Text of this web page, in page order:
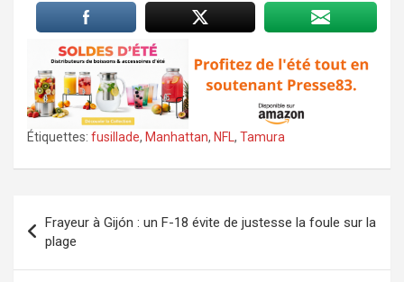
Étiquettes: fusillade, Manhattan, NFL , Tamura
de
l’article
Frayeur à Gijón : un F-18 évite de justesse la foule sur la
plage